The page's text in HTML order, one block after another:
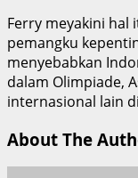
Ferry meyakini hal
pemangku
menyebabkan
dalam Olimpiade,
internasional lain
About The